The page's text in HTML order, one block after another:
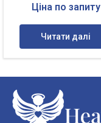
Ціна по запиту
Читати далі